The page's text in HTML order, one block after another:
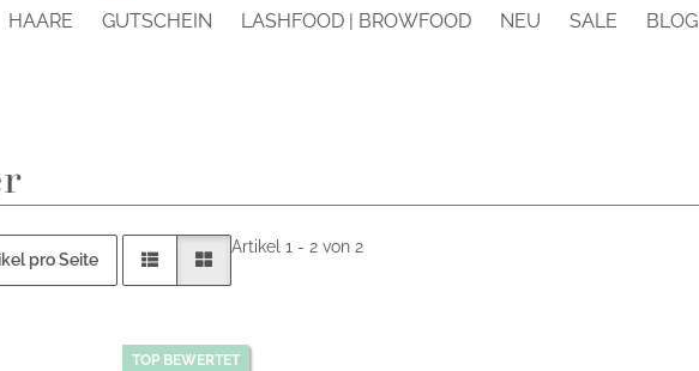
HAARE GUTSCHEIN LASHFOOD | BROWFOOD NEU SALE BLOG
pro Seite
Artikel 1 - 2 von 2
TOP BEWERTET